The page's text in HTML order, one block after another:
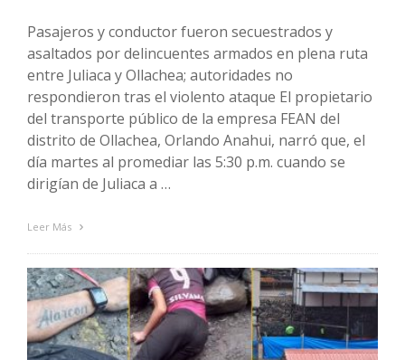
Pasajeros y conductor fueron secuestrados y
asaltados por delincuentes armados en plena ruta
entre Juliaca y Ollachea; autoridades no
respondieron tras el violento ataque El propietario
del transporte público de la empresa FEAN del
distrito de Ollachea, Orlando Anahui, narró que, el
día martes al promediar las 5:30 p.m. cuando se
dirigían de Juliaca a …
Leer Más